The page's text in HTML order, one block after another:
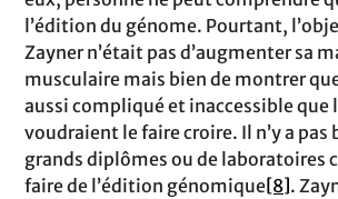
l’édition du génome. Pourtant,
Zayner n’était pas d’augmenter sa
musculaire mais bien de montrer
aussi compliqué et inaccessible que
voudraient le faire croire. Il n’y a pas
grands diplômes ou de laboratoires
faire de l’édition génomique[8].